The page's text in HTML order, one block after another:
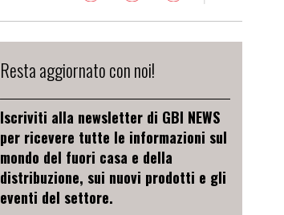
Resta aggiornato con noi!
Iscriviti alla newsletter di GBI NEWS
per ricevere tutte le informazioni sul
mondo del fuori casa e della
distribuzione, sui nuovi prodotti e gli
eventi del settore.